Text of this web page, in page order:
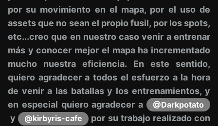
por su movimiento en el mapa, por el uso de
assets que no sean el propio fusil, por los spots,
etc...creo que en nuestro caso venir a entrenar
más y conocer mejor el mapa ha incrementado
mucho nuestra eficiencia. En este sentido,
quiero agradecer a todos el esfuerzo a la hora
de venir a las batallas y los entrenamientos, y
en especial quiero agradecer a
@Darkpotato
y @kirbyris-cafe
por su trabajo realizado con